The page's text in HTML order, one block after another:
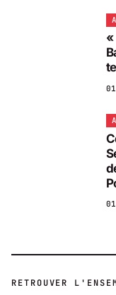
RETROUVER